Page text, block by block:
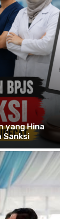
yang Hina
Sanksi